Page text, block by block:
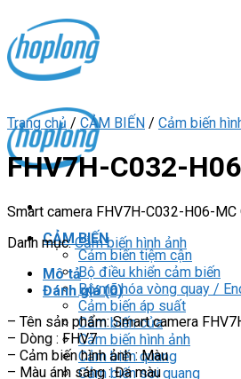
content
CẢM BIẾN
Cảm biến tiệm cận
Bộ điều khiển cảm biến
Bộ mã hóa vòng quay /
Cảm biến áp suất
Cảm biến cửa
Cảm biến hình ảnh
Cảm biến quang
Cảm biến sợi quang
Trang chủ / CẢM BIẾN / Cảm biến
FHV7H-C032-
Smart camera FHV7H-C032-H06-MC
Danh mục:Cảm biến hình ảnh
Mô tả
Đánh giá (0)
– Tên sản phẩm: Smart camera
– Dòng : FHV7
– Cảm biến hình ảnh : Màu
– Màu ánh sáng : Đa màu